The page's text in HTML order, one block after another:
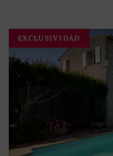
EXCLUSIVIDAD